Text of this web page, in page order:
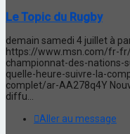
Le Topic du Rugby
demain samedi 4 juillet à
https://www.msn.com/fr-
championnat-des-nations-
quelle-heure-suivre-la-
complet/ar-AA278q4Y
diffu...
Aller au message